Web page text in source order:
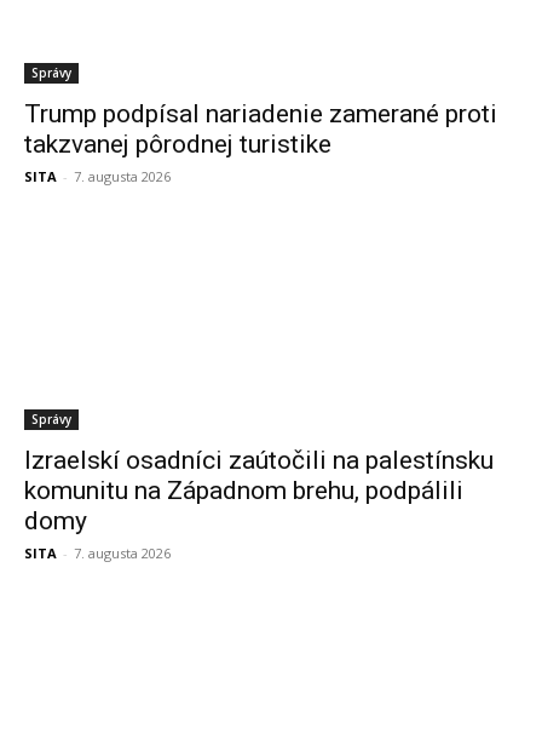
Správy
Trump podpísal nariadenie zamerané proti
takzvanej pôrodnej turistike
SITA - 7. augusta 2026
Správy
Izraelskí osadníci zaútočili na palestínsku
komunitu na Západnom brehu, podpálili
domy
SITA - 7. augusta 2026